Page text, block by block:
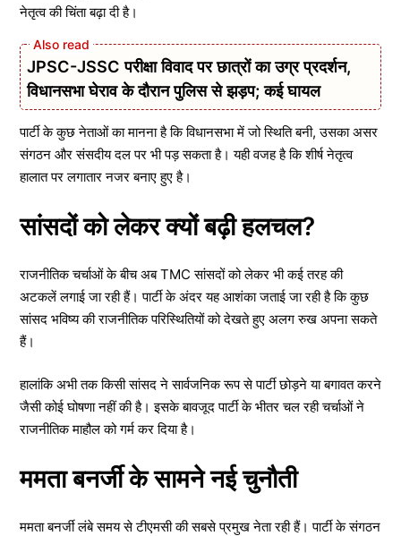
नेतृत्व की चिंता बढ़ा दी है।
JPSC-JSSC परीक्षा विवाद पर छात्रों का उग्र प्रदर्शन,
विधानसभा घेराव के दौरान पुलिस से झड़प; कई घायल
पार्टी के कुछ नेताओं का मानना है कि विधानसभा में जो स्थिति बनी, उसका असर
संगठन और संसदीय दल पर भी पड़ सकता है। यही वजह है कि शीर्ष नेतृत्व
हालात पर लगातार नजर बनाए हुए है।
सांसदों को लेकर क्यों बढ़ी हलचल?
राजनीतिक चर्चाओं के बीच अब TMC सांसदों को लेकर भी कई तरह की
अटकलें लगाई जा रही हैं। पार्टी के अंदर यह आशंका जताई जा रही है कि कुछ
सांसद भविष्य की राजनीतिक परिस्थितियों को देखते हुए अलग रुख अपना सकते
हैं।
हालांकि अभी तक किसी सांसद ने सार्वजनिक रूप से पार्टी छोड़ने या बगावत करने
जैसी कोई घोषणा नहीं की है। इसके बावजूद पार्टी के भीतर चल रही चर्चाओं ने
राजनीतिक माहौल को गर्म कर दिया है।
ममता बनर्जी के सामने नई चुनौती
ममता बनर्जी लंबे समय से टीएमसी की सबसे प्रमुख नेता रही हैं। पार्टी के संगठन